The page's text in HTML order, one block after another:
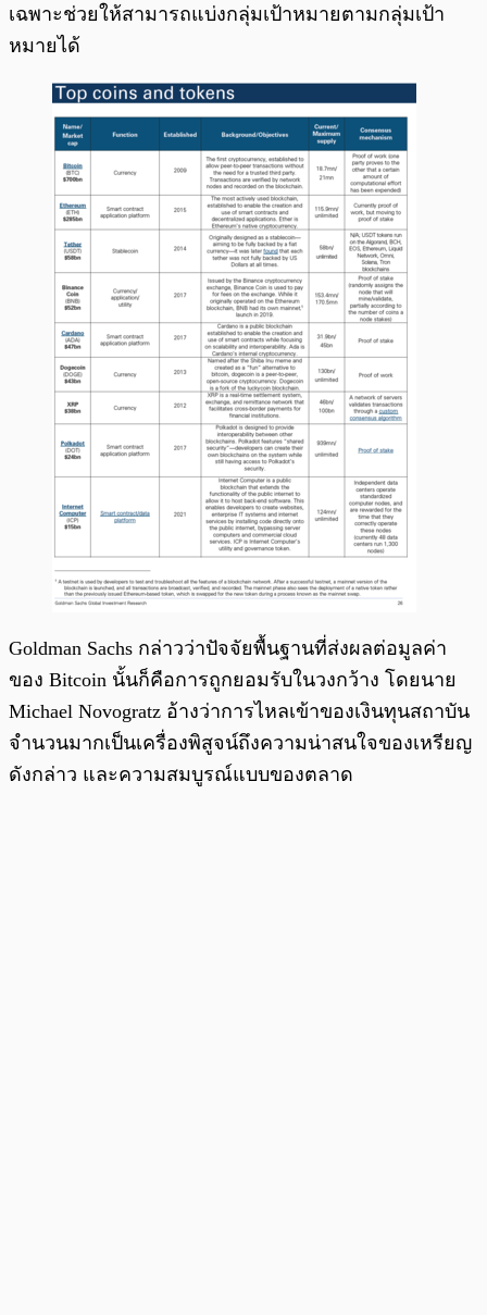
เฉพาะช่วยให้สามารถแบ่งกลุ่มเป้าหมายตามกลุ่มเป้า
หมายได้
Goldman Sachs กล่าวว่าปัจจัยพื้นฐานที่ส่งผลต่อมูลค่า
ของ Bitcoin นั้นก็คือการถูกยอมรับในวงกว้าง โดยนาย
Michael Novogratz อ้างว่าการไหลเข้าของเงินทุนสถาบัน
จำนวนมากเป็นเครื่องพิสูจน์ถึงความน่าสนใจของเหรียญ
ดังกล่าว และความสมบูรณ์แบบของตลาด